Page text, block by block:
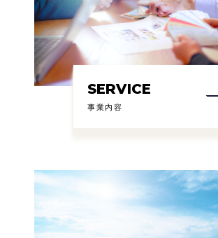
SERVICE
事業内容